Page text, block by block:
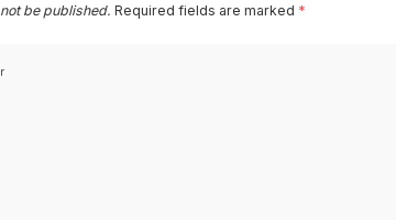
be published. Required fields are marked *